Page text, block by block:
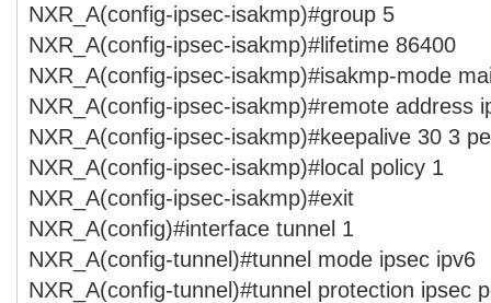
NXR_A(config-ipsec-isakmp)#group 5
NXR_A(config-ipsec-isakmp)#lifetime 86400
NXR_A(config-ipsec-isakmp)#isakmp-mode
NXR_A(config-ipsec-isakmp)#remote address
NXR_A(config-ipsec-isakmp)#keepalive 30 3
NXR_A(config-ipsec-isakmp)#local policy 1
NXR_A(config-ipsec-isakmp)#exit
NXR_A(config)#interface tunnel 1
NXR_A(config-tunnel)#tunnel mode ipsec ipv6
NXR_A(config-tunnel)#tunnel protection ipsec